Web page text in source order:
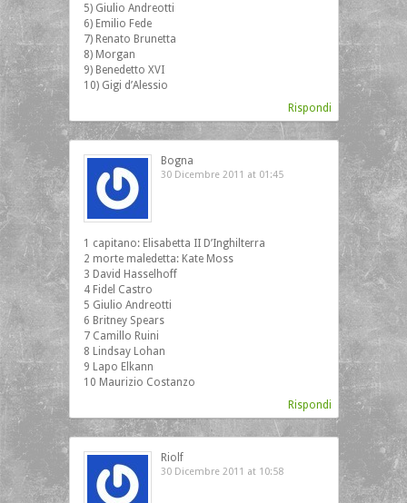
5) Giulio Andreotti
6) Emilio Fede
7) Renato Brunetta
8) Morgan
9) Benedetto XVI
10) Gigi d’Alessio
Rispondi
Bogna
30 Dicembre 2011 at 01:45
1 capitano: Elisabetta II D’Inghilterra
2 morte maledetta: Kate Moss
3 David Hasselhoff
4 Fidel Castro
5 Giulio Andreotti
6 Britney Spears
7 Camillo Ruini
8 Lindsay Lohan
9 Lapo Elkann
10 Maurizio Costanzo
Rispondi
Riolf
30 Dicembre 2011 at 10:58